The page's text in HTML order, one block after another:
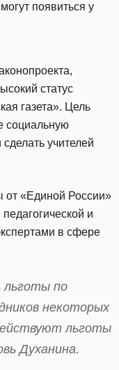
появиться у
статус
газета». Цель
социальную
сделать учителей
от «Единой России»
и
в сфере
льготы по
некоторых
льготы
Духанина.